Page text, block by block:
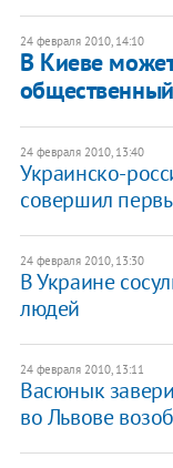
24 февраля 2010, 14:10
В Киеве
24 февраля 2010, 13:40
Украинско-
совершил
24 февраля 2010, 13:30
В Украине
людей
24 февраля 2010, 13:11
Васюнык
во Львове